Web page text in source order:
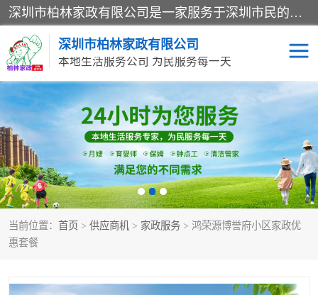
深圳市柏林家政有限公司是一家服务于深圳市民的专业家政公司。致力于为客户提供高质量、多维度的家庭服务，包括养老、母婴、月嫂育婴早教、康复理疗、家电清洗和保洁等方面的专业服务。
深圳市柏林家政有限公司
本地生活服务公司 为民服务每一天
当前位置： 首页 > 供应商机 > 家政服务 > 鸿荣源博誉府小区家政优
惠套餐
家居保洁 护工月嫂
家庭保姆 家政服务